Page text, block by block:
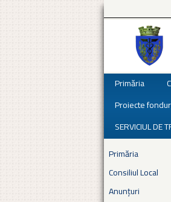
Primăria
Proiecte
SERVICIUL DE
Primăria
Consiliul Local
Anunțuri